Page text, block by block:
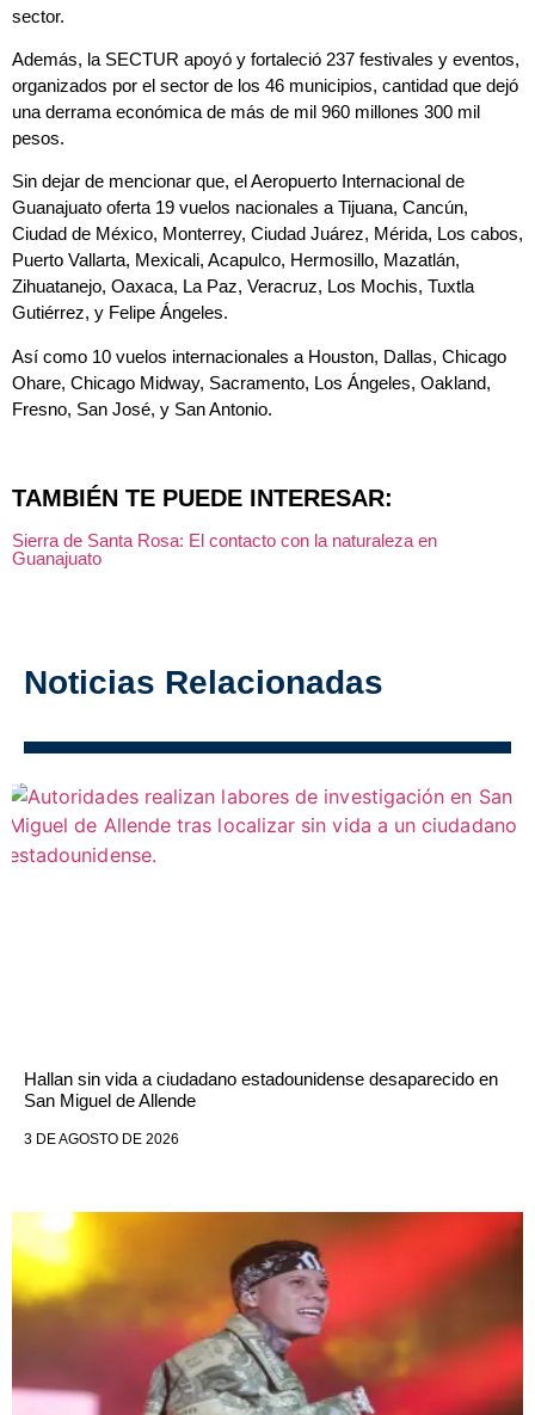
sector.
Además, la SECTUR apoyó y fortaleció 237 festivales y eventos,
organizados por el sector de los 46 municipios, cantidad que dejó
una derrama económica de más de mil 960 millones 300 mil
pesos.
Sin dejar de mencionar que, el Aeropuerto Internacional de
Guanajuato oferta 19 vuelos nacionales a Tijuana, Cancún,
Ciudad de México, Monterrey, Ciudad Juárez, Mérida, Los cabos,
Puerto Vallarta, Mexicali, Acapulco, Hermosillo, Mazatlán,
Zihuatanejo, Oaxaca, La Paz, Veracruz, Los Mochis, Tuxtla
Gutiérrez, y Felipe Ángeles.
Así como 10 vuelos internacionales a Houston, Dallas, Chicago
Ohare, Chicago Midway, Sacramento, Los Ángeles, Oakland,
Fresno, San José, y San Antonio.
TAMBIÉN TE PUEDE INTERESAR:
Sierra de Santa Rosa: El contacto con la naturaleza en
Guanajuato
Noticias Relacionadas
Hallan sin vida a ciudadano estadounidense desaparecido en
San Miguel de Allende
3 DE AGOSTO DE 2026